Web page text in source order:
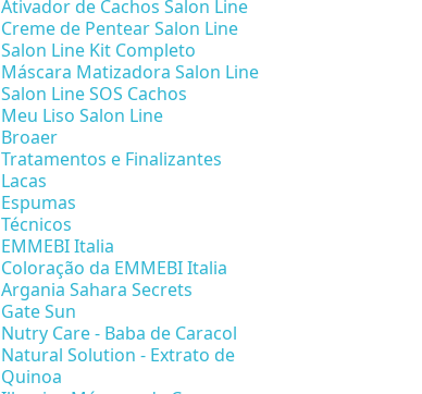
Ativador de Cachos Salon Line
Creme de Pentear Salon Line
Salon Line Kit Completo
Máscara Matizadora Salon Line
Salon Line SOS Cachos
Meu Liso Salon Line
Broaer
Tratamentos e Finalizantes
Lacas
Espumas
Técnicos
EMMEBI Italia
Coloração da EMMEBI Italia
Argania Sahara Secrets
Gate Sun
Nutry Care - Baba de Caracol
Natural Solution - Extrato de
Quinoa